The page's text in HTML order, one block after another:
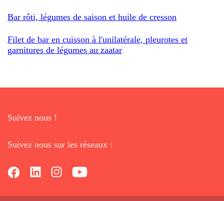
Bar rôti, légumes de saison et huile de cresson
Filet de bar en cuisson à l'unilatérale, pleurotes et
garnitures de légumes au zaatar
Suivez nous !
Suivez nous sur les réseaux :